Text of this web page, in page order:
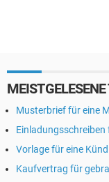
Musterbrief für eine
Einladungsschreiben
Vorlage für eine
Kaufvertrag für